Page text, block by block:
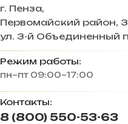
г. Пенза,
Первомайский район,
ул. 3-й Объединенный
Режим работы:
пн–пт 09:00–17:00
Контакты:
8 (800) 550-53-63